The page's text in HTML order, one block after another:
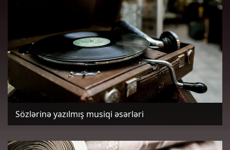
Sözlərinə yazılmış musiqi əsərləri